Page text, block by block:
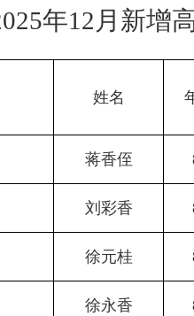
年12月新增
姓名
蒋香侄
刘彩香
徐元桂
徐永香